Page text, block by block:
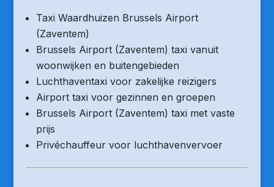
Taxi Waardhuizen Brussels Airport
(Zaventem)
Brussels Airport (Zaventem) taxi vanuit
woonwijken en buitengebieden
Luchthaventaxi voor zakelijke reizigers
Airport taxi voor gezinnen en groepen
Brussels Airport (Zaventem) taxi met vaste
prijs
Privéchauffeur voor luchthavenvervoer